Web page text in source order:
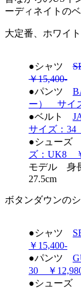
ーディネイトの
大定番、ホワイ
●シャツ
￥15,400-
●パンツ
ー） サイ
●ベルト
サイズ：
●シューズ
ズ：UK8
モデル 身
27.5cm
ボタンダウンの
●シャツ
￥15,400-
●パンツ
30 ￥
●シューズ